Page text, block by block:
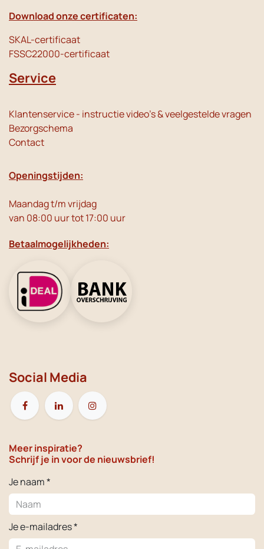
Download onze certificaten:
SKAL-certificaat
FSSC22000-certificaat
Service
Klantenservice - instructie video's & veelgestelde vragen
Bezorgschema
Contact
Openingstijden:
Maandag t/m vrijdag
van 08:00 uur tot 17:00 uur
Betaalmogelijkheden:
Social Media
Meer inspiratie?
Schrijf je in voor de nieuwsbrief!
Je naam *
Je e-mailadres *